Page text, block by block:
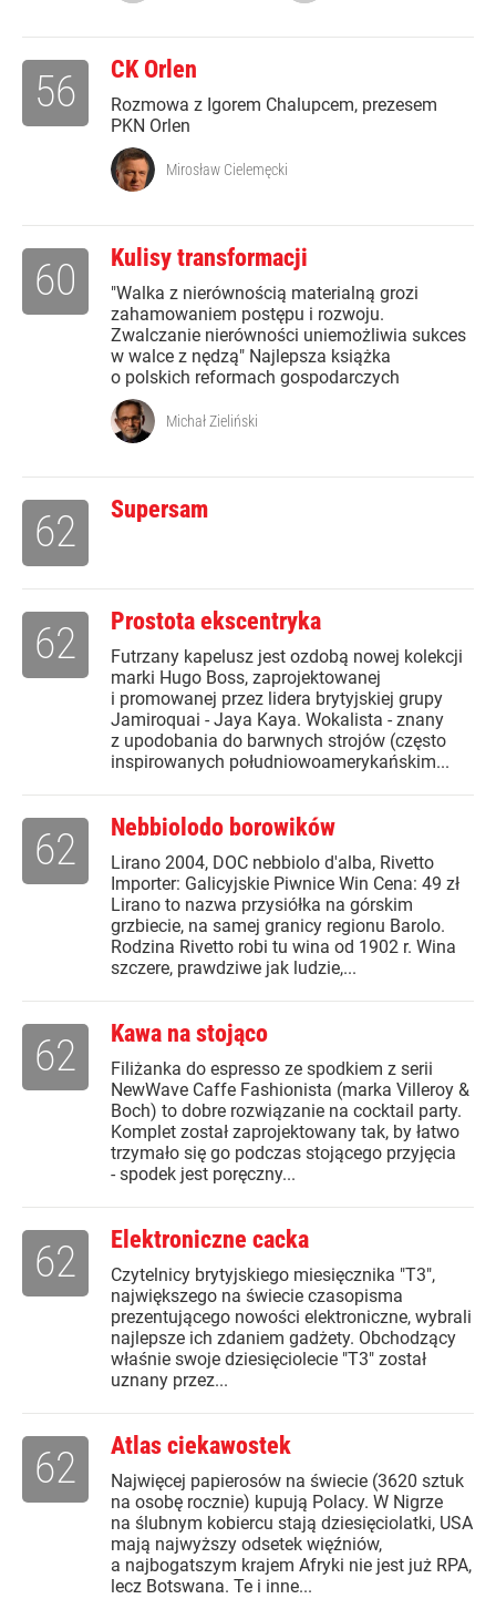
CK Orlen
Rozmowa z Igorem Chalupcem, prezesem
PKN Orlen
56
Mirosław Cielemęcki
Kulisy transformacji
"Walka z nierównością materialną grozi
zahamowaniem postępu i rozwoju.
Zwalczanie nierówności uniemożliwia sukces
w walce z nędzą" Najlepsza książka
o polskich reformach gospodarczych
60
Michał Zieliński
Supersam
62
Prostota ekscentryka
Futrzany kapelusz jest ozdobą nowej kolekcji
marki Hugo Boss, zaprojektowanej
i promowanej przez lidera brytyjskiej grupy
Jamiroquai - Jaya Kaya. Wokalista - znany
z upodobania do barwnych strojów (często
inspirowanych południowoamerykańskim...
62
Nebbiolodo borowików
Lirano 2004, DOC nebbiolo d'alba, Rivetto
Importer: Galicyjskie Piwnice Win Cena: 49 zł
Lirano to nazwa przysiółka na górskim
grzbiecie, na samej granicy regionu Barolo.
Rodzina Rivetto robi tu wina od 1902 r. Wina
szczere, prawdziwe jak ludzie,...
62
Kawa na stojąco
Filiżanka do espresso ze spodkiem z serii
NewWave Caffe Fashionista (marka Villeroy &
Boch) to dobre rozwiązanie na cocktail party.
Komplet został zaprojektowany tak, by łatwo
trzymało się go podczas stojącego przyjęcia
- spodek jest poręczny...
62
Elektroniczne cacka
Czytelnicy brytyjskiego miesięcznika "T3",
największego na świecie czasopisma
prezentującego nowości elektroniczne, wybrali
najlepsze ich zdaniem gadżety. Obchodzący
właśnie swoje dziesięciolecie "T3" został
uznany przez...
62
Atlas ciekawostek
Najwięcej papierosów na świecie (3620 sztuk
na osobę rocznie) kupują Polacy. W Nigrze
na ślubnym kobiercu stają dziesięciolatki, USA
mają najwyższy odsetek więźniów,
a najbogatszym krajem Afryki nie jest już RPA,
lecz Botswana. Te i inne...
62